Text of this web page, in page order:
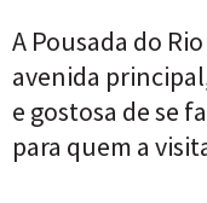
A Pousada do
avenida
e gostosa de se
para quem a